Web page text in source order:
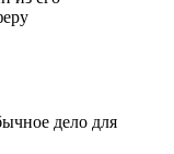
дело для